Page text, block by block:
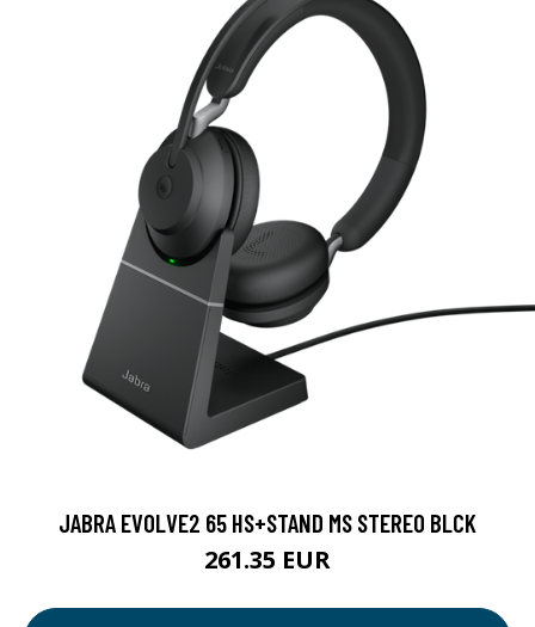
JABRA EVOLVE2 65 HS+STAND MS STEREO BLCK
261.35 EUR